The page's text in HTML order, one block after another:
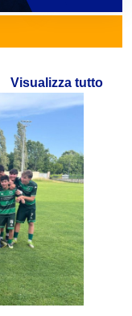
Visualizza tutto